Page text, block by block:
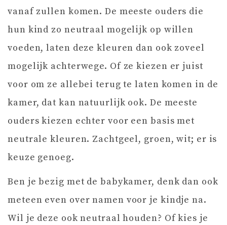
vanaf zullen komen. De meeste ouders die
hun kind zo neutraal mogelijk op willen
voeden, laten deze kleuren dan ook zoveel
mogelijk achterwege. Of ze kiezen er juist
voor om ze allebei terug te laten komen in de
kamer, dat kan natuurlijk ook. De meeste
ouders kiezen echter voor een basis met
neutrale kleuren. Zachtgeel, groen, wit; er is
keuze genoeg.
Ben je bezig met de babykamer, denk dan ook
meteen even over namen voor je kindje na.
Wil je deze ook neutraal houden? Of kies je